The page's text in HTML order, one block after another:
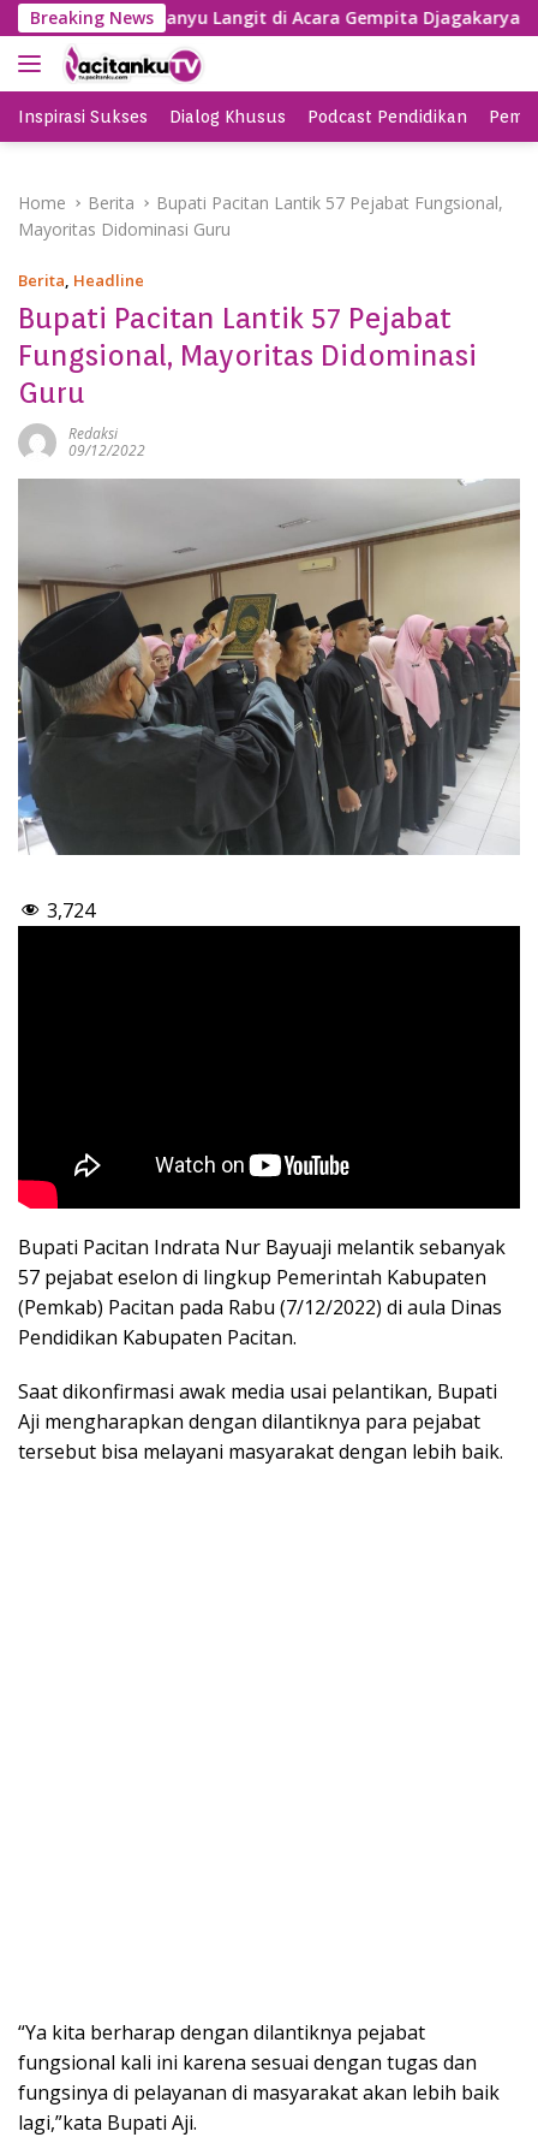
k
p
o
Breaking News
Lagu Banyu Langit di Acara Gempita Djagakarya Pacitan
Inspirasi Sukses Dialog Khusus Podcast Pendidikan
Home Berita
Bupati Pacitan Lantik 57 Pejabat Fungsional,
Mayoritas Didominasi Guru
Berita, Headline
Bupati Pacitan Lantik 57 Pejabat
Fungsional, Mayoritas Didominasi
Guru
Redaksi
09/12/2022
3,724
Bupati Pacitan Indrata Nur Bayuaji melantik sebanyak
57 pejabat eselon di lingkup Pemerintah Kabupaten
(Pemkab) Pacitan pada Rabu (7/12/2022) di aula Dinas
Pendidikan Kabupaten Pacitan.
Saat dikonfirmasi awak media usai pelantikan, Bupati
Aji mengharapkan dengan dilantiknya para pejabat
tersebut bisa melayani masyarakat dengan lebih baik.
“Ya kita berharap dengan dilantiknya pejabat
fungsional kali ini karena sesuai dengan tugas dan
fungsinya di pelayanan di masyarakat akan lebih baik
lagi,”kata Bupati Aji.